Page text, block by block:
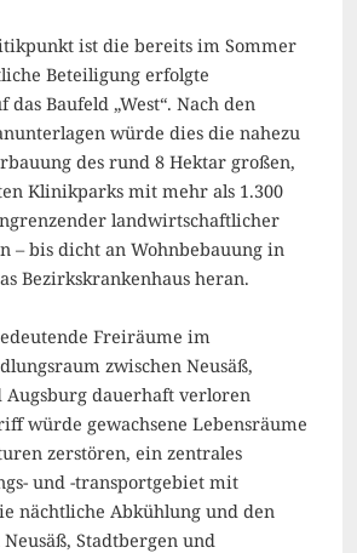
ist die bereits im Sommer
Beteiligung erfolgte
das Baufeld „West“. Nach den
würde dies die nahezu
des rund 8 Hektar großen,
Klinikparks mit mehr als 1.300
landwirtschaftlicher
– bis dicht an Wohnbebauung in
Bezirkskrankenhaus heran.
Freiräume im
zwischen Neusäß,
Augsburg dauerhaft verloren
würde gewachsene Lebensräume
zerstören, ein zentrales
und -transportgebiet mit
nächtliche Abkühlung und den
Stadtbergen und